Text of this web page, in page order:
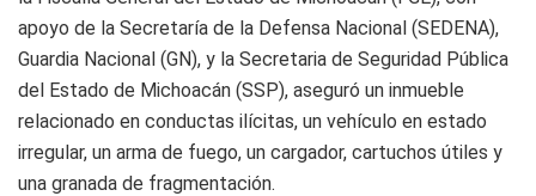
apoyo de la Secretaría de la Defensa Nacional (SEDENA),
Guardia Nacional (GN), y la Secretaria de Seguridad Pública
del Estado de Michoacán (SSP), aseguró un inmueble
relacionado en conductas ilícitas, un vehículo en estado
irregular, un arma de fuego, un cargador, cartuchos útiles y
una granada de fragmentación.